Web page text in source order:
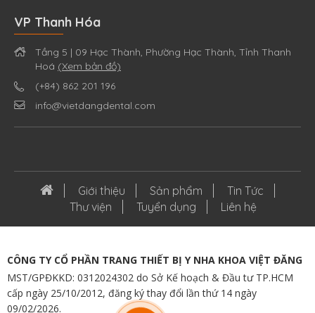
VP Thanh Hóa
Tầng 5 | 09 Hạc Thành, Phường Hạc Thành, Tỉnh Thanh
Hoá (Xem bản đồ)
(+84) 862 201 196
info@vietdangdental.com
Giới thiệu Sản phẩm
Tin Tức
Thư viện
Tuyển dụng Liên hệ
CÔNG TY CỔ PHẦN TRANG THIẾT BỊ Y NHA KHOA VIỆT ĐĂNG
MST/GPĐKKD: 0312024302 do Sở Kế hoạch & Đầu tư TP.HCM
cấp ngày 25/10/2012, đăng ký thay đổi lần thứ 14 ngày
09/02/2026.